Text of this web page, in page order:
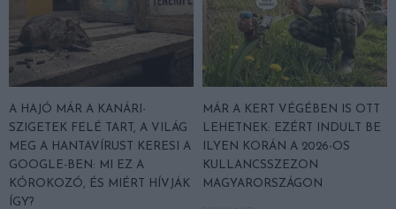
A HAJÓ MÁR A KANÁRI-
SZIGETEK FELÉ TART, A VILÁG
MEG A HANTAVÍRUST KERESI A
GOOGLE-BEN: MI EZ A
KÓROKOZÓ, ÉS MIÉRT HÍVJÁK
ÍGY?
MÁR A KERT VÉGÉBEN IS OTT
LEHETNEK: EZÉRT INDULT BE
ILYEN KORÁN A 2026-OS
KULLANCSSZEZON
MAGYARORSZÁGON